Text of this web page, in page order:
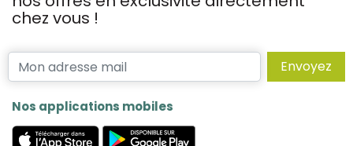
chez vous !
Envoyez
Nos applications mobiles